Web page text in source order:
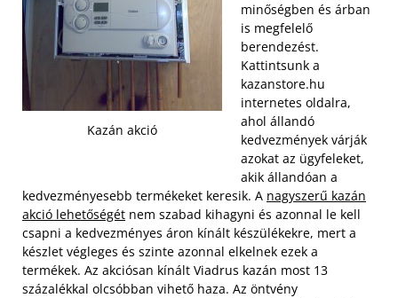
Kazán akció
minőségben és árban
is megfelelő
berendezést.
Kattintsunk a
kazanstore.hu
internetes oldalra,
ahol állandó
kedvezmények várják
azokat az ügyfeleket,
akik állandóan a
kedvezményesebb termékeket keresik. A nagyszerű kazán
akció lehetőségét nem szabad kihagyni és azonnal le kell
csapni a kedvezményes áron kínált készülékekre, mert a
készlet végleges és szinte azonnal elkelnek ezek a
termékek. Az akciósan kínált Viadrus kazán most 13
százalékkal olcsóbban vihető haza. Az öntvény